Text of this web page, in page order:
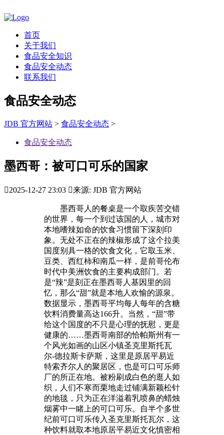
首页
关于我们
食品安全知识
食品安全动态
联系我们
食品安全动态
JDB 官方网站 > 食品安全动态 >
食品安全动态
墨西哥：被可口可乐的国家
2025-12-27 23:03 来源: JDB 官方网站
墨西哥人的餐桌是一个取疾苦交错
的世界，每一个到过该国的人，城市对
本地嗜辣如命的饮食习惯留下深刻印
象。无处不正在的辣椒形成了这个拉美
国度别具一格的饮食文化，它取玉米、
豆类、西红柿和南瓜一样，是前哥伦布
时代中美洲饮食的主要构成部门。若
是“辣”是刻正在墨西哥人基因里的回
忆，那么“甜”就是本地人欢愉的源泉。
数据显示，墨西哥平均每人每年的含糖
饮料消费量高达166升。当然，“甜”带
给这个国度的不只是心理的抚慰，更是
健康的……墨西哥南部的恰帕斯州有一
个风光如画的山区小镇圣克里斯托瓦
尔-德拉斯卡萨斯，这里是原居平易近
特索齐尔人的聚居区，也是可口可乐师
厂的所正在地。被粉刷成白色的逛人如
织，人们不寒而栗地走过铺满新颖松针
的地毯，只为正在洋溢着乳喷鼻的蜡烛
烟雾中一睹上的可口可乐。自半个多世
纪前可口可乐传入圣克里斯托瓦尔，这
种饮料就取本地原居平易近文化慎密相